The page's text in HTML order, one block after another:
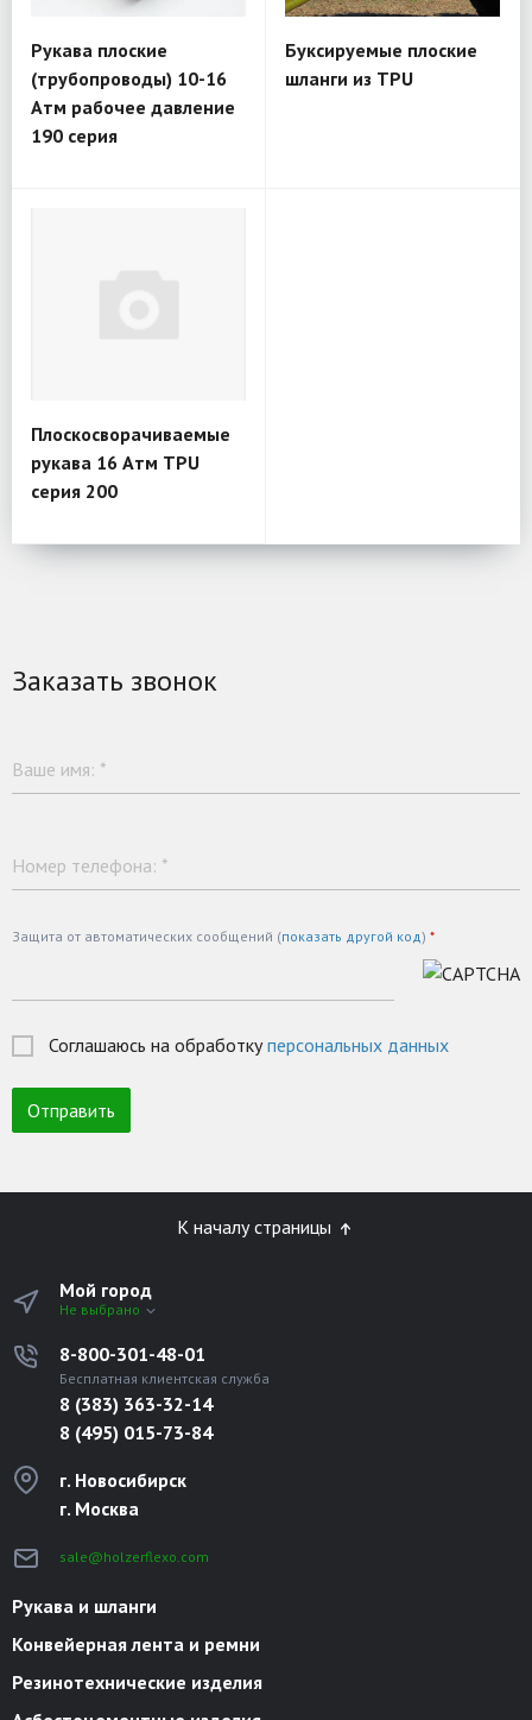
Рукава плоские
(трубопроводы) 10-16
Атм рабочее давление
190 серия
Буксируемые плоские
шланги из TPU
Плоскосворачиваемые
рукава 16 Атм TPU
серия 200
Заказать звонок
Ваше имя: *
Номер телефона: *
Защита от автоматических сообщений (показать другой код) *
Соглашаюсь на обработкуперсональных данных
К началу страницы
Мой город
Не выбрано
8-800-301-48-01
Бесплатная клиентская служба
8 (383) 363-32-14
8 (495) 015-73-84
г. Новосибирск
г. Москва
sale@holzerflexo.com
Рукава и шланги
Конвейерная лента и ремни
Резинотехнические изделия